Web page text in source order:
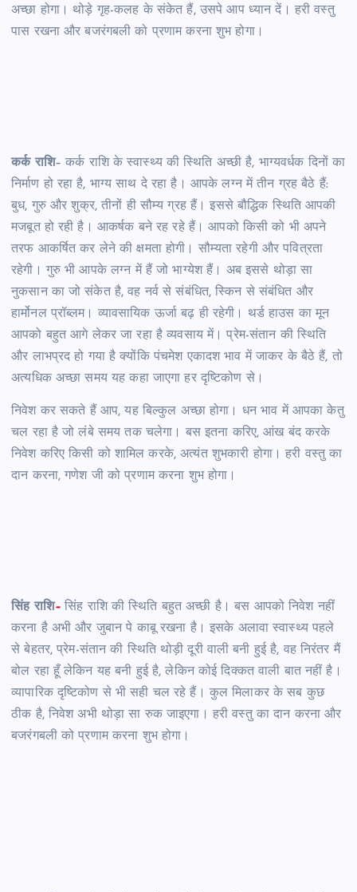
अच्छा होगा। थोड़े गृह-कलह के संकेत हैं, उसपे आप ध्यान दें। हरी वस्तु
पास रखना और बजरंगबली को प्रणाम करना शुभ होगा।
कर्क राशि– कर्क राशि के स्वास्थ्य की स्थिति अच्छी है, भाग्यवर्धक दिनों का
निर्माण हो रहा है, भाग्य साथ दे रहा है। आपके लग्न में तीन ग्रह बैठे हैं:
बुध, गुरु और शुक्र, तीनों ही सौम्य ग्रह हैं। इससे बौद्धिक स्थिति आपकी
मजबूत हो रही है। आकर्षक बने रह रहे हैं। आपको किसी को भी अपने
तरफ आकर्षित कर लेने की क्षमता होगी। सौम्यता रहेगी और पवित्रता
रहेगी। गुरु भी आपके लग्न में हैं जो भाग्येश हैं। अब इससे थोड़ा सा
नुकसान का जो संकेत है, वह नर्व से संबंधित, स्किन से संबंधित और
हार्मोनल प्रॉब्लम। व्यावसायिक ऊर्जा बढ़ ही रहेगी। थर्ड हाउस का मून
आपको बहुत आगे लेकर जा रहा है व्यवसाय में। प्रेम-संतान की स्थिति
और लाभप्रद हो गया है क्योंकि पंचमेश एकादश भाव में जाकर के बैठे हैं, तो
अत्यधिक अच्छा समय यह कहा जाएगा हर दृष्टिकोण से।
निवेश कर सकते हैं आप, यह बिल्कुल अच्छा होगा। धन भाव में आपका केतु
चल रहा है जो लंबे समय तक चलेगा। बस इतना करिए, आंख बंद करके
निवेश करिए किसी को शामिल करके, अत्यंत शुभकारी होगा। हरी वस्तु का
दान करना, गणेश जी को प्रणाम करना शुभ होगा।
सिंह राशि–सिंह राशि की स्थिति बहुत अच्छी है। बस आपको निवेश नहीं
करना है अभी और जुबान पे काबू रखना है। इसके अलावा स्वास्थ्य पहले
से बेहतर, प्रेम-संतान की स्थिति थोड़ी दूरी वाली बनी हुई है, वह निरंतर मैं
बोल रहा हूँ लेकिन यह बनी हुई है, लेकिन कोई दिक्कत वाली बात नहीं है।
व्यापारिक दृष्टिकोण से भी सही चल रहे हैं। कुल मिलाकर के सब कुछ
ठीक है, निवेश अभी थोड़ा सा रुक जाइएगा। हरी वस्तु का दान करना और
बजरंगबली को प्रणाम करना शुभ होगा।